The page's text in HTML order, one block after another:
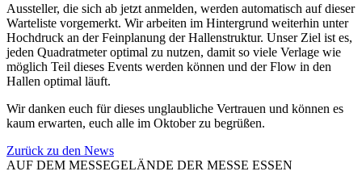
Aussteller, die sich ab jetzt anmelden, werden automatisch auf dieser
Warteliste vorgemerkt. Wir arbeiten im Hintergrund weiterhin unter
Hochdruck an der Feinplanung der Hallenstruktur. Unser Ziel ist es,
jeden Quadratmeter optimal zu nutzen, damit so viele Verlage wie
möglich Teil dieses Events werden können und der Flow in den
Hallen optimal läuft.
Wir danken euch für dieses unglaubliche Vertrauen und können es
kaum erwarten, euch alle im Oktober zu begrüßen.
Zurück zu den News
AUF DEM MESSEGELÄNDE DER MESSE ESSEN